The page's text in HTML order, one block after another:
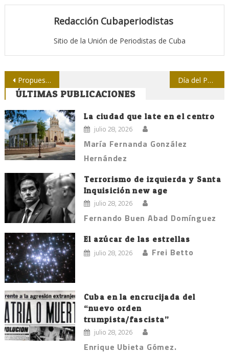
Redacción Cubaperiodistas
Sitio de la Unión de Periodistas de Cuba
Navegación
de
entradas
Propuesta para una sala de redacción: entre el breakingnews y el contenido de calidad Día del Periodismo en Ecuador rinde homenaje a Eugenio Espejo
ÚLTIMAS PUBLICACIONES
La ciudad que late en el centro
julio 28, 2026
María Fernanda González
Hernández
Terrorismo de izquierda y Santa
Inquisición new age
julio 28, 2026
Fernando Buen Abad Domínguez
El azúcar de las estrellas
julio 28, 2026 Frei Betto
Cuba en la encrucijada del
“nuevo orden
trumpista/fascista”
julio 28, 2026
Enrique Ubieta Gómez.